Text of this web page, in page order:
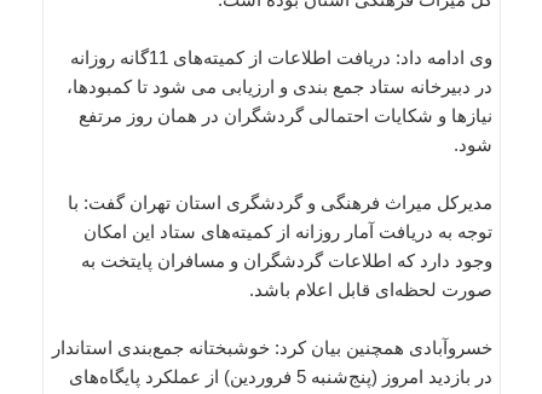
وی ادامه داد: دریافت اطلاعات از کمیته‌های 11گانه روزانه
در دبیرخانه ستاد جمع بندی و ارزیابی می شود تا کمبودها،
نیازها و شکایات احتمالی گردشگران در همان روز مرتفع
شود.
مدیرکل میراث فرهنگی و گردشگری استان تهران گفت: با
توجه به دریافت آمار روزانه از کمیته‌های ستاد این امکان
وجود دارد که اطلاعات گردشگران و مسافران پایتخت به
صورت لحظه‌ای قابل اعلام باشد.
خسروآبادی همچنین بیان کرد: خوشبختانه جمع‌بندی استاندار
در بازدید امروز (پنج‌شنبه 5 فروردین) از عملکرد پایگاه‌های